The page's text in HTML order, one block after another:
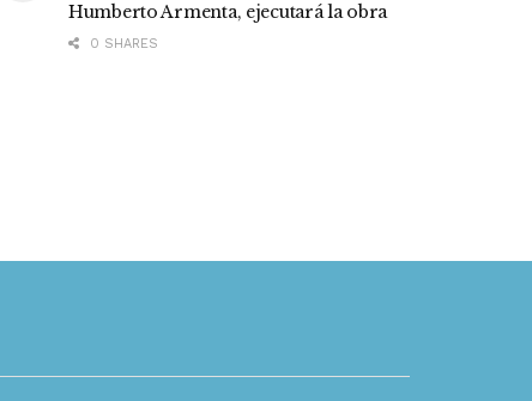
Humberto Armenta, ejecutará la obra
0 SHARES